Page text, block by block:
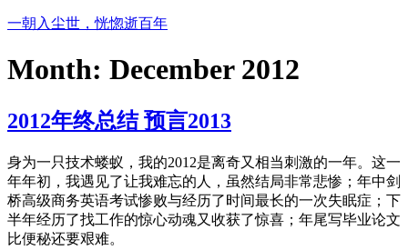
Skip
一朝入尘世，恍惚逝百年
Month: December 2012
2012年终总结 预言2013
身为一只技术蝼蚁，我的2012是离奇又相当刺激的一年。这一
年年初，我遇见了让我难忘的人，虽然结局非常悲惨；年中剑
桥高级商务英语考试惨败与经历了时间最长的一次失眠症；下
半年经历了找工作的惊心动魂又收获了惊喜；年尾写毕业论文
比便秘还要艰难。